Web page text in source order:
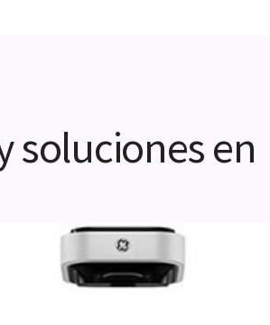
soluciones en